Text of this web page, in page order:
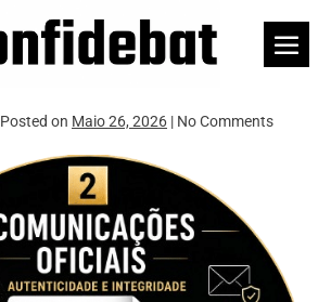
Posted on Maio 26, 2026 | NoComments